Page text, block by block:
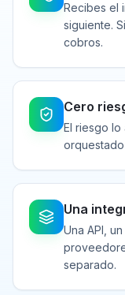
Recibes el
siguiente.
cobros.
Cero
El riesgo lo
Una
Una API,
separado.